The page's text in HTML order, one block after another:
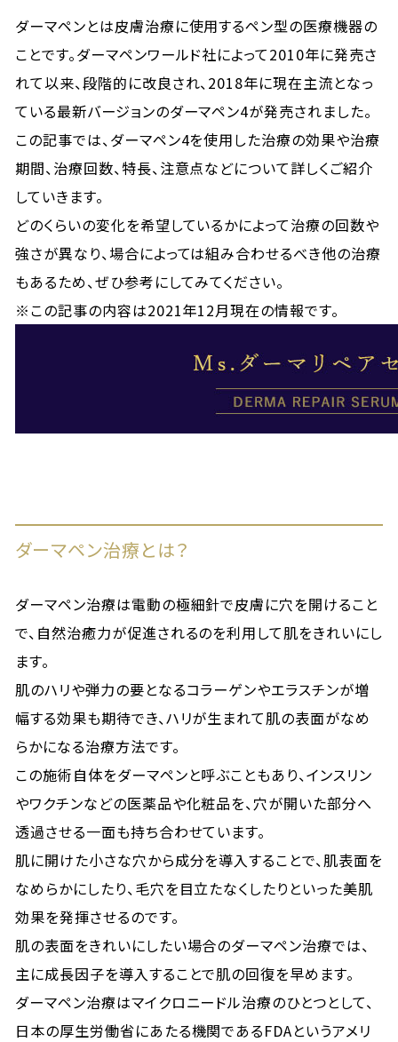
ダーマペンとは皮膚治療に使用するペン型の医療機器の
ことです。ダーマペンワールド社によって2010年に発売さ
れて以来、段階的に改良され、2018年に現在主流となっ
ている最新バージョンのダーマペン4が発売されました。
この記事では、ダーマペン4を使用した治療の効果や治療
期間、治療回数、特長、注意点などについて詳しくご紹介
していきます。
どのくらいの変化を希望しているかによって治療の回数や
強さが異なり、場合によっては組み合わせるべき他の治療
もあるため、ぜひ参考にしてみてください。
※この記事の内容は2021年12月現在の情報です。
ダーマペン治療とは？
ダーマペン治療は電動の極細針で皮膚に穴を開けること
で、自然治癒力が促進されるのを利用して肌をきれいにし
ます。
肌のハリや弾力の要となるコラーゲンやエラスチンが増
幅する効果も期待でき、ハリが生まれて肌の表面がなめ
らかになる治療方法です。
この施術自体をダーマペンと呼ぶこともあり、インスリン
やワクチンなどの医薬品や化粧品を、穴が開いた部分へ
透過させる一面も持ち合わせています。
肌に開けた小さな穴から成分を導入することで、肌表面を
なめらかにしたり、毛穴を目立たなくしたりといった美肌
効果を発揮させるのです。
肌の表面をきれいにしたい場合のダーマペン治療では、
主に成長因子を導入することで肌の回復を早めます。
ダーマペン治療はマイクロニードル治療のひとつとして、
日本の厚生労働省にあたる機関であるFDAというアメリ